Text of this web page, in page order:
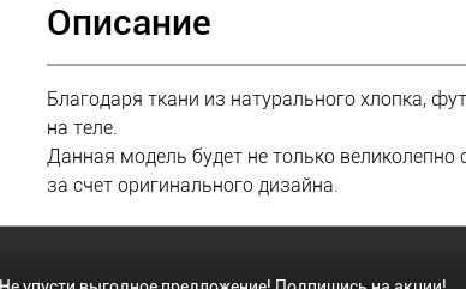
Описание
Благодаря ткани из натурального хлопка,
на теле.
Данная модель будет не только
за счет оригинального дизайна.